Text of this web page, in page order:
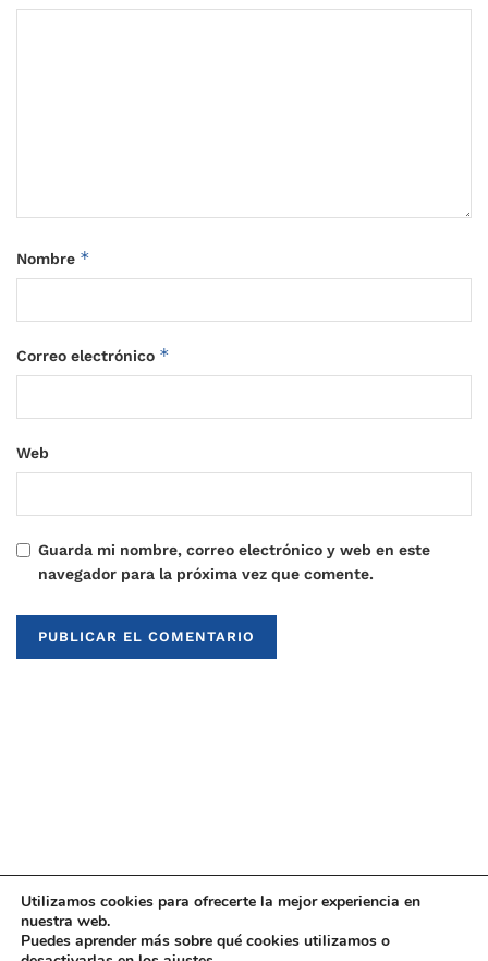
Nombre *
Correo electrónico *
Web
Guarda mi nombre, correo electrónico y web en este
navegador para la próxima vez que comente.
© 2021Upaninews
Utilizamos cookies para ofrecerte la mejor experiencia en
nuestra web.
Puedes aprender más sobre qué cookies utilizamos o